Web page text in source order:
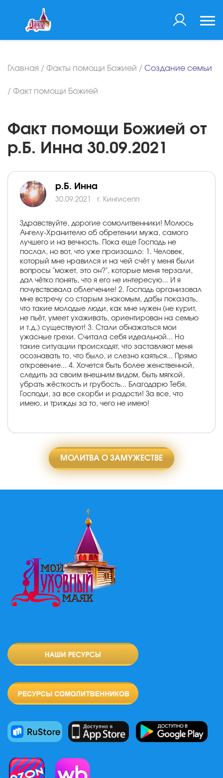
Главная / Факты помощи Божией / Создание семьи
/ Факт помощи Божией
Факт помощи Божией от
р.Б. Инна 30.09.2021
р.Б. Инна
30.09.2021 г. Кингисепп
Здравствуйте, дорогие сомолитвенники! Молюсь
Ангелу-Хранителю об обретении мужа, самого
лучшего и на вечность. Пока еще Господь не
послал, но вот, что уже произошло: 1. Человек,
который мне нравился и на чей счёт у меня были
вопросы "может, это он?", которые меня терзали,
дал чётко понять, что я его не интересую... И я
почувствовала облегчение! 2. Господь организовал
мне встречу со старым знакомым, дабы показать,
что такие молодые люди, как мне нужен (не курит,
не пьёт, умеет ухаживать, ориентирован на семью
и т.д.) существуют! 3. Стали обнажаться мои
ужасные грехи. Считала себя идеальной... Но
такие ситуации происходят, что заставляют меня
осознавать то, что было, и слезно каяться... Прямо
откровение... 4. Хочется быть более женственной,
следить за своим внешним видом, быть мягкой,
убрать жёсткость и грубость... Благодарю Тебя,
Господи, за все скорби и радости! За все, что
имею, и трижды за то, чего не имею!
МОЛИТВА О ЗАМУЖЕСТВЕ